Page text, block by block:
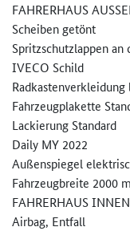
FAHRERHAUS
Scheiben getönt
Spritzschutzlappen
IVECO Schild
Radkastenverkleidung
Fahrzeugplakette
Lackierung Standard
Daily MY 2022
Außenspiegel
Fahrzeugbreite 2000
FAHRERHAUS
Airbag, Entfall